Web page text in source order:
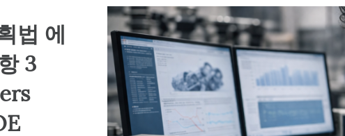
Minitab Model Ops
Minitab Education Hub
Minitab Engage
Minitab Workspace
Real-Time SPC
Prolink 데이터 수집 및
SPC
Simul8 이산 이벤트 시뮬
이션
SPM
통계적 공정 관리
작업 및 품질 분석
신뢰성 및 수명 데이터 분석
이산 이벤트 시뮬레이션
프로세스 마이닝
매핑
디지털 트윈
모델 배포 및 ML Ops
혁신 및 프로젝트 관리
탁월한 공정 과정 감지, 수정
및 방지
자동 데이터 수집
Education Hub
법 에
3